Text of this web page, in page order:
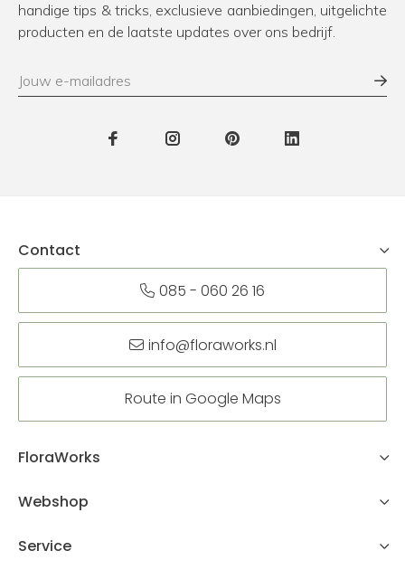
handige tips & tricks, exclusieve aanbiedingen, uitgelichte
producten en de laatste updates over ons bedrijf.
Contact
085 - 060 26 16
info@floraworks.nl
Route in Google Maps
FloraWorks
Webshop
Service